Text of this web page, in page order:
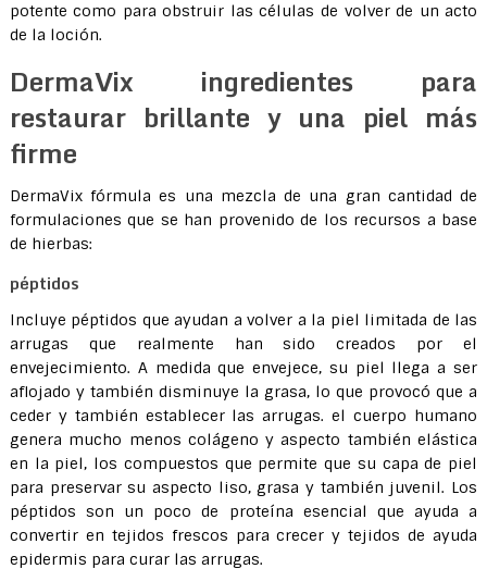
potente como para obstruir las células de volver de un acto
de la loción.
DermaVix ingredientes para
restaurar brillante y una piel más
firme
DermaVix fórmula es una mezcla de una gran cantidad de
formulaciones que se han provenido de los recursos a base
de hierbas:
péptidos
Incluye péptidos que ayudan a volver a la piel limitada de las
arrugas que realmente han sido creados por el
envejecimiento. A medida que envejece, su piel llega a ser
aflojado y también disminuye la grasa, lo que provocó que a
ceder y también establecer las arrugas. el cuerpo humano
genera mucho menos colágeno y aspecto también elástica
en la piel, los compuestos que permite que su capa de piel
para preservar su aspecto liso, grasa y también juvenil. Los
péptidos son un poco de proteína esencial que ayuda a
convertir en tejidos frescos para crecer y tejidos de ayuda
epidermis para curar las arrugas.